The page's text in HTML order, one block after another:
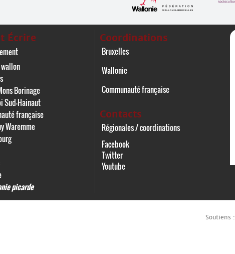
Écrire
Borinage
Sud-Hainaut
française
Waremme
picarde
Coordinations
Bruxelles
Wallonie
Communauté française
Contacts
Régionales / coordinations
Facebook
Twitter
Youtube
Soutiens :